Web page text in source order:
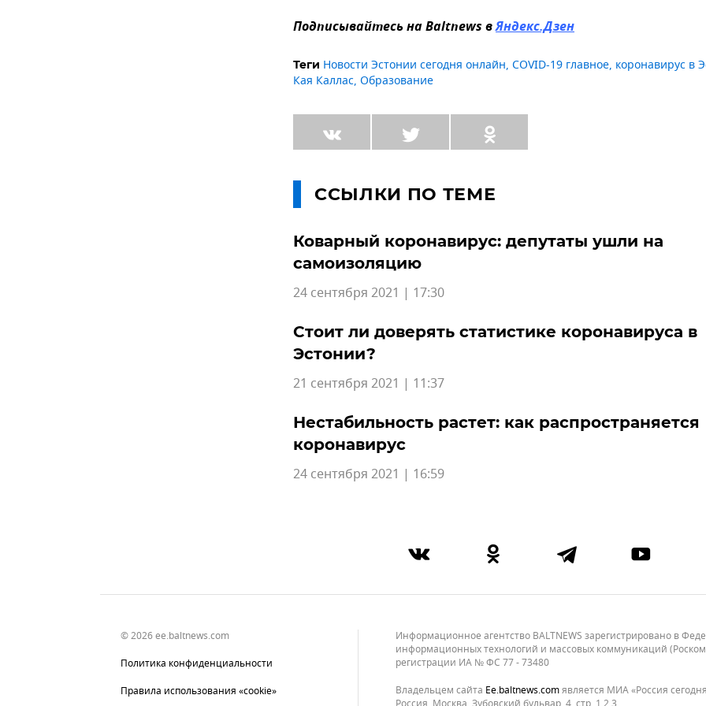
Подписывайтесь на Baltnews вЯндекс.Дзен
Теги Новости Эстонии сегодня онлайн, COVID-19 главное, коронавирус в
Кая Каллас, Образование
ССЫЛКИ ПО ТЕМЕ
Коварный коронавирус: депутаты ушли на
самоизоляцию
24 сентября 2021 | 17:30
Стоит ли доверять статистике коронавируса в
Эстонии?
21 сентября 2021 | 11:37
Нестабильность растет: как распространяется
коронавирус
24 сентября 2021 | 16:59
© 2026 ee.baltnews.com
Политика конфиденциальности
Правила использования «cookie»
Информационное агентство BALTNEWS зарегистрировано в
информационных технологий и массовых коммуникаций
регистрации ИА № ФС 77 - 73480
Владельцем сайта
ee.baltnews.comявляется МИА «Россия